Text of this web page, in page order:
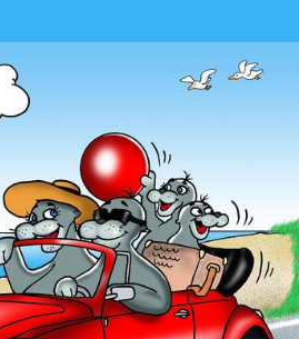
neben dem „Blumenreich“ bietet